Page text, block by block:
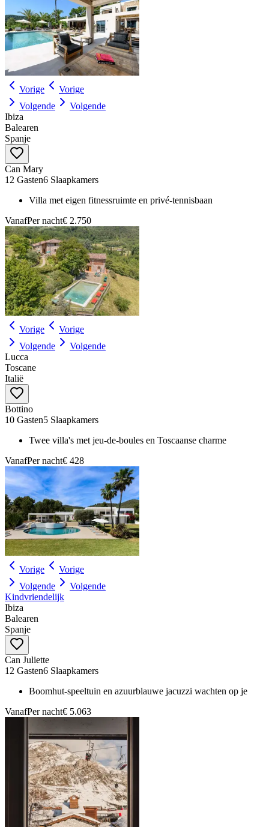
Vorige
Vorige
Volgende
Volgende
Ibiza
Balearen
Spanje
Can Mary
12 Gasten6 Slaapkamers
Villa met eigen fitnessruimte en privé-tennisbaan
VanafPer nacht€ 2.750
Vorige
Vorige
Volgende
Volgende
Lucca
Toscane
Italië
Bottino
10 Gasten5 Slaapkamers
Twee villa's met jeu-de-boules en Toscaanse charme
VanafPer nacht€ 428
Vorige
Vorige
Volgende
Volgende
Kindvriendelijk
Ibiza
Balearen
Spanje
Can Juliette
12 Gasten6 Slaapkamers
Boomhut-speeltuin en azuurblauwe jacuzzi wachten op je
VanafPer nacht€ 5.063